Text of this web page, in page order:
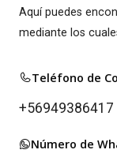
Aquí puedes
mediante los
Teléfono de
+56949386417
Número de